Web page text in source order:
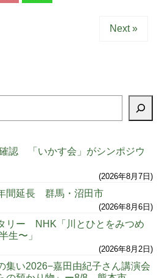
Next »
認 「いかす会」がシンポジウ
2026年8月7日
間延長 群馬・沼田市
2026年8月6日
リー NHK「川とひとをみつめ
生〜」
2026年8月2日
集い2026−嘉田由紀子さん講演会